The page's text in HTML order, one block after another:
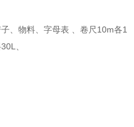
、物料、字母表 、卷尺10m各1
、